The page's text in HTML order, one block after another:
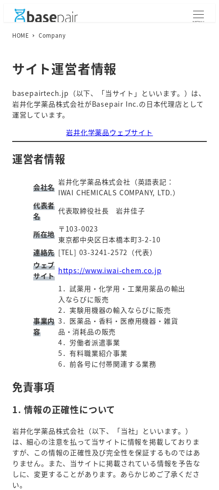
MENU
HOME Company
サイト運営者情報
basepairtech.jp（以下、「当サイト」といいます。）は、
岩井化学薬品株式会社がBasepair Inc.の日本代理店として
運営しています。
岩井化学薬品ウェブサイト
運営者情報
会社名
岩井化学薬品株式会社（英語表記：
IWAI CHEMICALS COMPANY, LTD.）
代表者
名
代表取締役社長 岩井佳子
所在地
〒103-0023
東京都中央区日本橋本町3-2-10
連絡先 [TEL] 03-3241-2572（代表）
ウェブ
サイト
https://www.iwai-chem.co.jp
事業内
容
1．試薬用・化学用・工業用薬品の輸出
入ならびに販売
2．実験用機器の輸入ならびに販売
3．医薬品・香料・医療用機器・雑貨
品・消耗品の販売
4．労働者派遣事業
5．有料職業紹介事業
6．前各号に付帯関連する業務
免責事項
1. 情報の正確性について
岩井化学薬品株式会社（以下、「当社」といいます。）
は、細心の注意を払って当サイトに情報を掲載しておりま
すが、この情報の正確性及び完全性を保証するものではあ
りません。また、当サイトに掲載されている情報を予告な
しに、変更することがあります。あらかじめご了承くださ
い。